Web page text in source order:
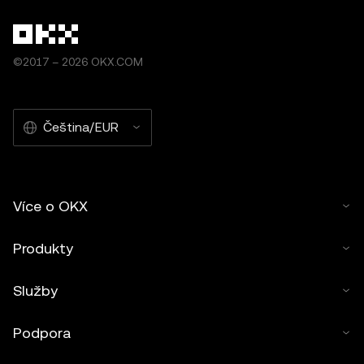
©2017 – 2026 OKX.COM
Čeština/EUR
Více o OKX
Produkty
Služby
Podpora